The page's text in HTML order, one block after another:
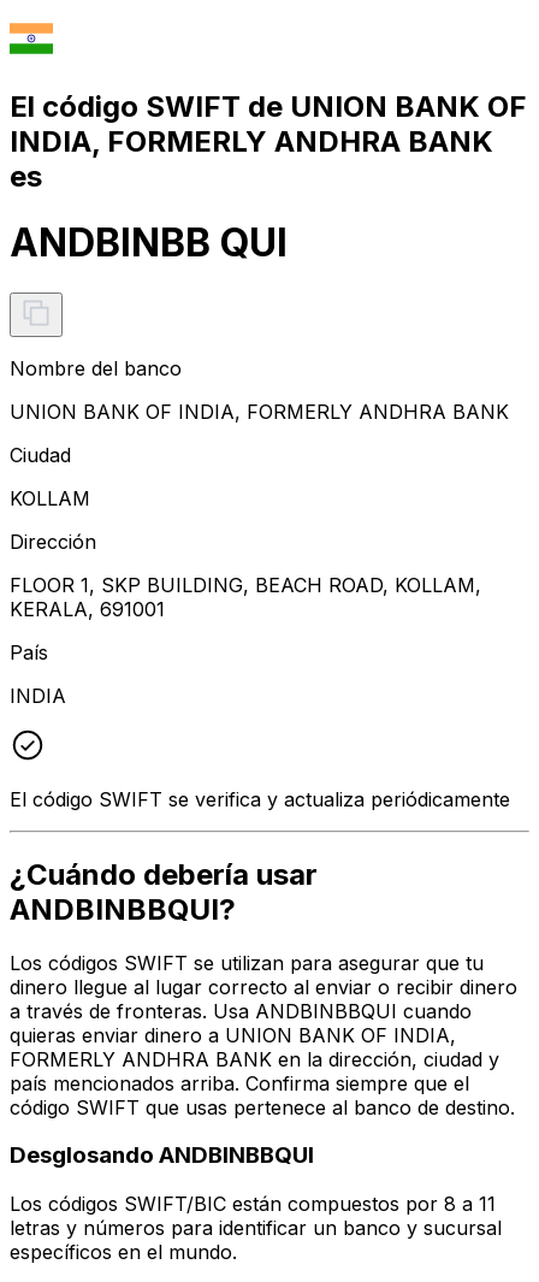
El código SWIFT de UNION BANK OF
INDIA, FORMERLY ANDHRA BANK
es
ANDBINBB QUI
Nombre del banco
UNION BANK OF INDIA, FORMERLY ANDHRA BANK
Ciudad
KOLLAM
Dirección
FLOOR 1, SKP BUILDING, BEACH ROAD, KOLLAM,
KERALA, 691001
País
INDIA
El código SWIFT se verifica y actualiza periódicamente
¿Cuándo debería usar
ANDBINBBQUI?
Los códigos SWIFT se utilizan para asegurar que tu
dinero llegue al lugar correcto al enviar o recibir dinero
a través de fronteras. Usa ANDBINBBQUI cuando
quieras enviar dinero a UNION BANK OF INDIA,
FORMERLY ANDHRA BANK en la dirección, ciudad y
país mencionados arriba. Confirma siempre que el
código SWIFT que usas pertenece al banco de destino.
Desglosando ANDBINBBQUI
Los códigos SWIFT/BIC están compuestos por 8 a 11
letras y números para identificar un banco y sucursal
específicos en el mundo.